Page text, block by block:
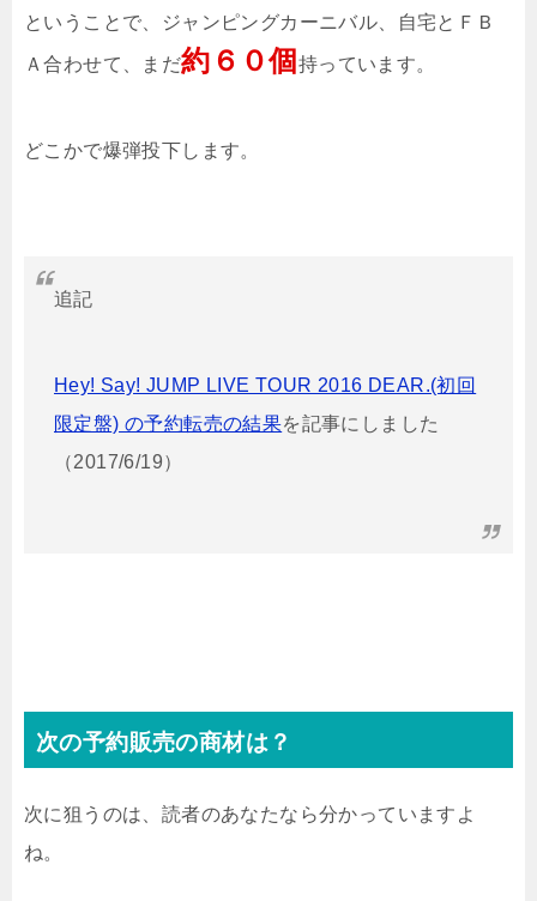
ということで、ジャンピングカーニバル、自宅とＦＢ
Ａ合わせて、まだ約６０個 持っています。
どこかで爆弾投下します。
追記
Hey! Say! JUMP LIVE TOUR 2016 DEAR.(初回
限定盤) の予約転売の結果を記事にしました
（2017/6/19）
次の予約販売の商材は？
次に狙うのは、読者のあなたなら分かっていますよ
ね。